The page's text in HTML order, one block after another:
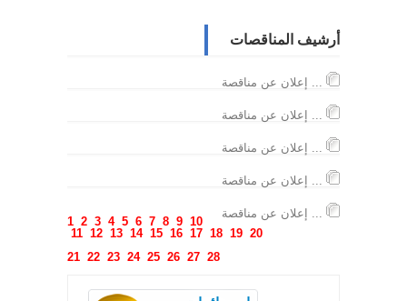
أرشيف المناقصات
إعلان عن مناقصة ...
إعلان عن مناقصة ...
إعلان عن مناقصة ...
إعلان عن مناقصة ...
إعلان عن مناقصة ...
1 2 3 4 5 6 7 8 9 10
11 12 13 14 15 16 17 18 19 20
21 22 23 24 25 26 27 28